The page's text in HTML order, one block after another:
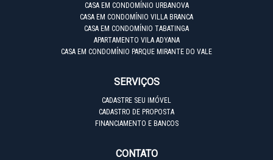
CASA EM CONDOMÍNIO URBANOVA
CASA EM CONDOMÍNIO VILLA BRANCA
CASA EM CONDOMÍNIO TABATINGA
APARTAMENTO VILA ADYANA
CASA EM CONDOMÍNIO PARQUE MIRANTE DO VALE
SERVIÇOS
CADASTRE SEU IMÓVEL
CADASTRO DE PROPOSTA
FINANCIAMENTO E BANCOS
CONTATO